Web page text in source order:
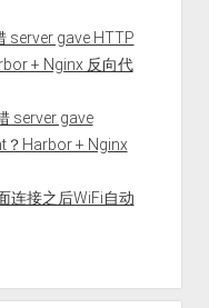
server gave HTTP
+ Nginx 反向代
server gave
？Harbor + Nginx
连接之后WiFi自动